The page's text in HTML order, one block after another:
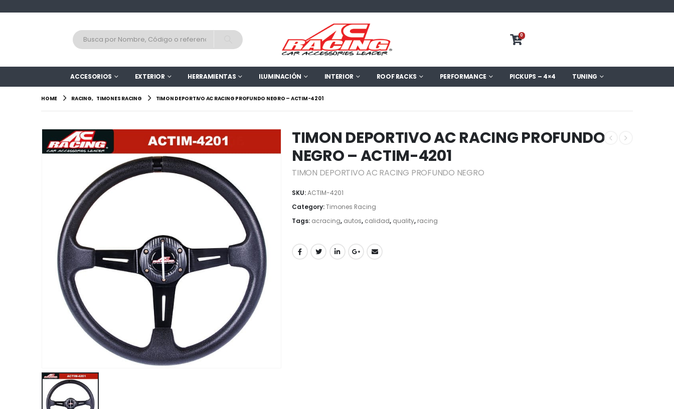
0
ACCESORIOS EXTERIOR HERRAMIENTAS ILUMINACIÓN INTERIOR ROOF RACKS PERFORMANCE PICKUPS – 4×4 TUNING
HOME RACING, TIMONES RACING TIMON DEPORTIVO AC RACING PROFUNDO NEGRO – ACTIM-4201
TIMON DEPORTIVO AC RACING PROFUNDO
NEGRO – ACTIM-4201
TIMON DEPORTIVO AC RACING PROFUNDO NEGRO
SKU:ACTIM-4201
Category:Timones Racing
Tags: acracing, autos, calidad, quality, racing